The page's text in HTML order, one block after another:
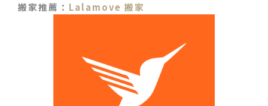
搬家推薦： Lalamove 搬家